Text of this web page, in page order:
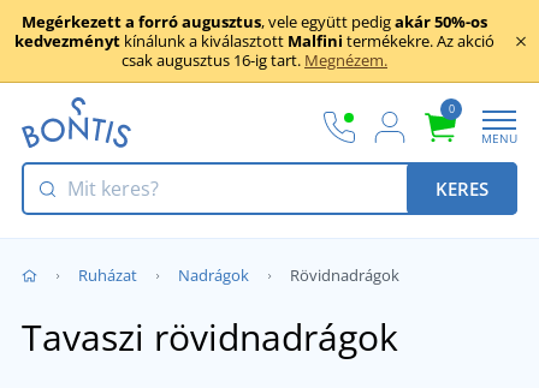
Megérkezett a forró augusztus, vele együtt pedigakár 50%-os
kedvezményt kínálunk a kiválasztott Malfini termékekre. Az akció
csak augusztus 16-ig tart. Megnézem.
0
MENU
KERES
Ruházat Nadrágok Rövidnadrágok
Tavaszi rövidnadrágok